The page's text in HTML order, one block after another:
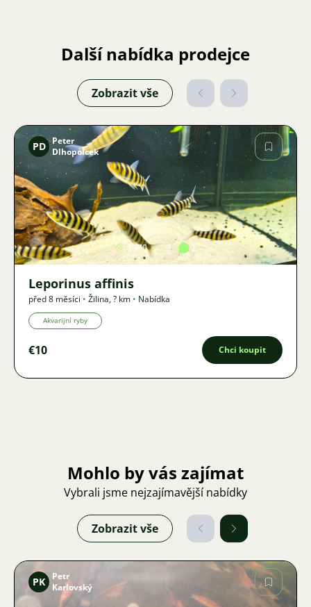
Další nabídka prodejce
Zobrazit vše
Obrázek
PD
Peter
Dlhopolcek
1370 3 2
Leporinus affinis
před 8 měsíci • Žilina,? km • Nabídka
Akvarijní ryby
€10 Chci koupit
Mohlo by vás zajímat
Vybrali jsme nejzajímavější nabídky
Zobrazit vše
PK
Petr
Karlovský